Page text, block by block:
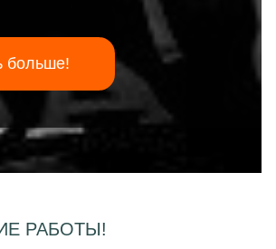
больше!
РАБОТЫ!